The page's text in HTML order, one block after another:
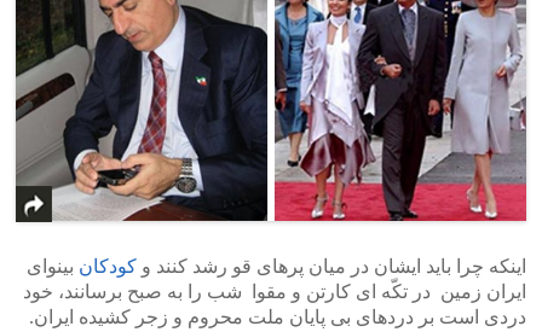
اینکه چرا باید ایشان در میان پرهای قو رشد کنند و کودکان بینوای
ایران زمین در تکّه ای کارتن و مقوا شب را به صبح برسانند، خود
دردی است بر دردهای بی پایان ملت محروم و زجر کشیده ایران.